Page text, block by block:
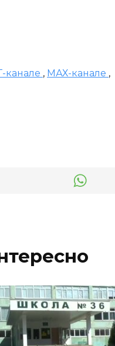
канале , МАХ-канале ,